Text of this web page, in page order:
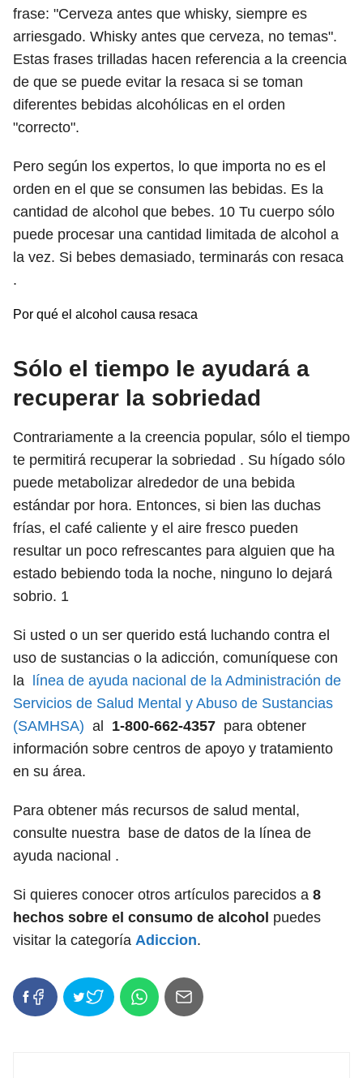
frase: "Cerveza antes que whisky, siempre es
arriesgado. Whisky antes que cerveza, no temas".
Estas frases trilladas hacen referencia a la creencia
de que se puede evitar la resaca si se toman
diferentes bebidas alcohólicas en el orden
"correcto".
Pero según los expertos, lo que importa no es el
orden en el que se consumen las bebidas. Es la
cantidad de alcohol que bebes. 10 Tu cuerpo sólo
puede procesar una cantidad limitada de alcohol a
la vez. Si bebes demasiado, terminarás con resaca
.
Por qué el alcohol causa resaca
Sólo el tiempo le ayudará a
recuperar la sobriedad
Contrariamente a la creencia popular, sólo el tiempo
te permitirá recuperar la sobriedad . Su hígado sólo
puede metabolizar alrededor de una bebida
estándar por hora. Entonces, si bien las duchas
frías, el café caliente y el aire fresco pueden
resultar un poco refrescantes para alguien que ha
estado bebiendo toda la noche, ninguno lo dejará
sobrio. 1
Si usted o un ser querido está luchando contra el
uso de sustancias o la adicción, comuníquese con
la
línea de ayuda nacional de la Administración de
Servicios de Salud Mental y Abuso de Sustancias
(SAMHSA) al 1-800-662-4357 para obtener
información sobre centros de apoyo y tratamiento
en su área.
Para obtener más recursos de salud mental,
consulte nuestra base de datos de la línea de
ayuda nacional .
Si quieres conocer otros artículos parecidos a 8
hechos sobre el consumo de alcohol puedes
visitar la categoría Adiccion.